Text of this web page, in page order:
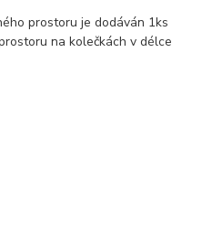
prostoru je dodáván 1ks
na kolečkách v délce